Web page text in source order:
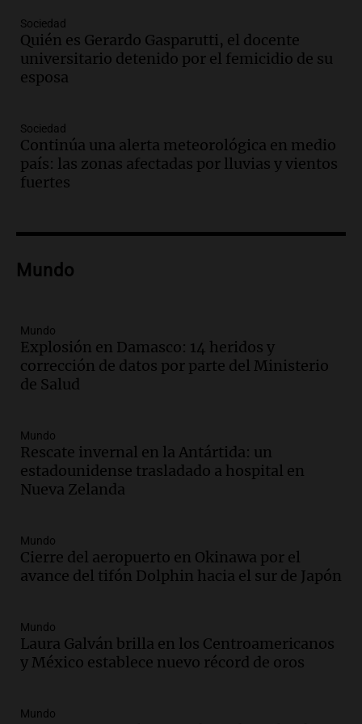
ayuda por problemas de fertilidad y la
ostentación de millonarios
Amamos Argentina
Episodios
avanza con testimonios clave sobre el
accidente en Villa Dolores
Panorama Federal
tributo todos los jueves
Episodios
sea, va a ser lindo”
La Cadena del Gol
Episodios
Audio.
mano es muy peligroso”
La Argentina, hoy
Episodios
Audio.Docentes italianos visitaron la
Amamos Argentina
Episodios
Audio. Meteorólogo alertó que El Niño
durante la primavera
Informados al regreso
Episodios
tras fuertes vientos
Sociedad
Quién es Gerardo Gasparutti, el docente
universitario detenido por el femicidio de su
esposa
Sociedad
Continúa una alerta meteorológica en medio
país: las zonas afectadas por lluvias y vientos
fuertes
Mundo
Mundo
Explosión en Damasco: 14 heridos y
corrección de datos por parte del Ministerio
de Salud
Mundo
Rescate invernal en la Antártida: un
estadounidense trasladado a hospital en
Nueva Zelanda
Mundo
Cierre del aeropuerto en Okinawa por el
avance del tifón Dolphin hacia el sur de Japón
Mundo
Laura Galván brilla en los Centroamericanos
y México establece nuevo récord de oros
Mundo